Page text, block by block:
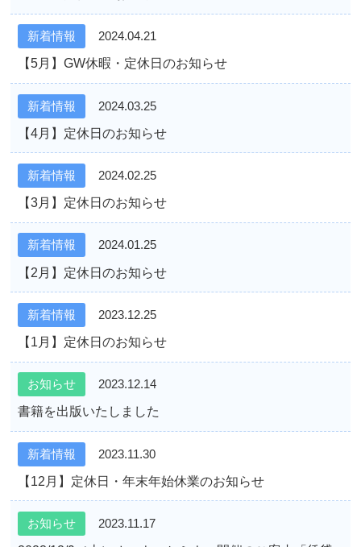
新着情報 2024.04.21
【5月】GW休暇・定休日のお知らせ
新着情報 2024.03.25
【4月】定休日のお知らせ
新着情報 2024.02.25
【3月】定休日のお知らせ
新着情報 2024.01.25
【2月】定休日のお知らせ
新着情報 2023.12.25
【1月】定休日のお知らせ
お知らせ 2023.12.14
書籍を出版いたしました
新着情報 2023.11.30
【12月】定休日・年末年始休業のお知らせ
お知らせ 2023.11.17